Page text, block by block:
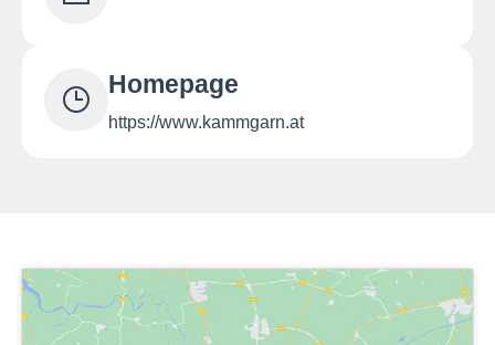
Homepage
https://www.kammgarn.at